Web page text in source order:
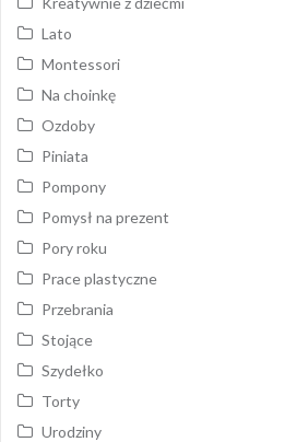
Lato
Montessori
Na choinkę
Ozdoby
Piniata
Pompony
Pomysł na prezent
Pory roku
Prace plastyczne
Przebrania
Stojące
Szydełko
Torty
Urodziny